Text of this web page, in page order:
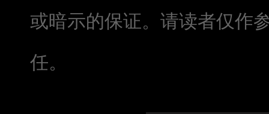
或暗示的保证。请读者仅作
任。